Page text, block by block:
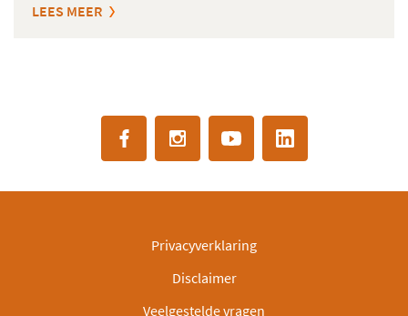
LEES MEER
Privacyverklaring
Disclaimer
Veelgestelde vragen